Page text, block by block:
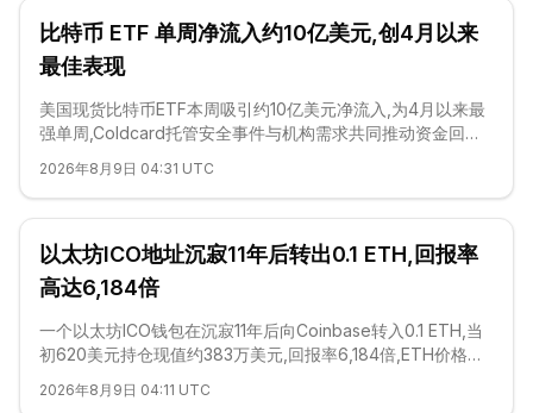
比特币 ETF 单周净流入约10亿美元,创4月以来
最佳表现
美国现货比特币ETF本周吸引约10亿美元净流入,为4月以来最
强单周,Coldcard托管安全事件与机构需求共同推动资金回
2026年8月9日 04:31 UTC
以太坊ICO地址沉寂11年后转出0.1 ETH,回报率
高达6,184倍
一个以太坊ICO钱包在沉寂11年后向Coinbase转入0.1 ETH,当
初620美元持仓现值约383万美元,回报率6,184倍,ETH价格同
2026年8月9日 04:11 UTC